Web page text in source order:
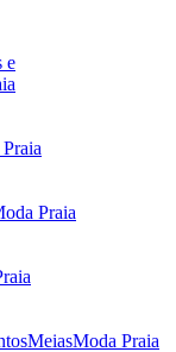
e
Praia
MeiasModa Praia